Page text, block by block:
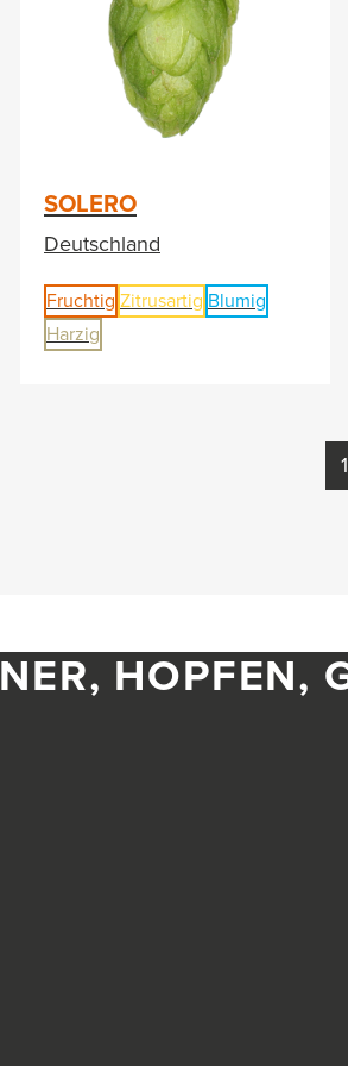
SOLERO
Deutschland
Fruchtig Zitrusartig Blumig
Harzig
1
HOPFEN,